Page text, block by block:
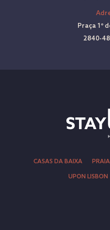
Praça 1º
2840-
CASAS DA BAIXA
UPON LISBON